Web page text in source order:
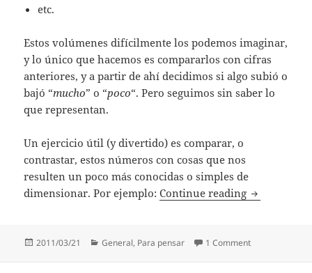
etc.
Estos volúmenes difícilmente los podemos imaginar,
y lo único que hacemos es compararlos con cifras
anteriores, y a partir de ahí decidimos si algo subió o
bajó “mucho” o “poco“. Pero seguimos sin saber lo
que representan.
Un ejercicio útil (y divertido) es comparar, o
contrastar, estos números con cosas que nos
resulten un poco más conocidas o simples de
dimensionar. Por ejemplo:Continue reading Números
Posted
2011/03/21 Categories
General, Para pensar 1 Commenton Números